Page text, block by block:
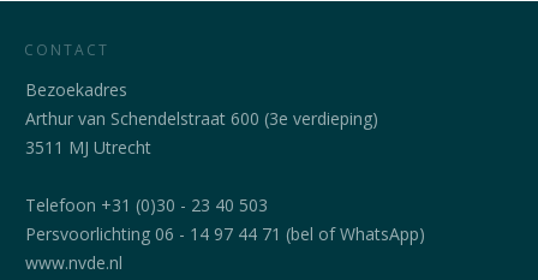
CONTACT
Bezoekadres
Arthur van Schendelstraat 600 (3e verdieping)
3511 MJ Utrecht
Telefoon +31 (0)30 - 23 40 503
Persvoorlichting 06 - 14 97 44 71 (bel of WhatsApp)
www.nvde.nl